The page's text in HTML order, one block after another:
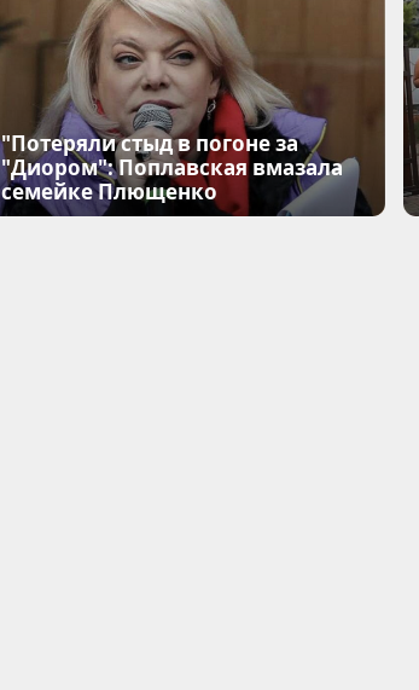
"Потеряли стыд в погоне за
"Диором": Поплавская вмазала
семейке Плющенко